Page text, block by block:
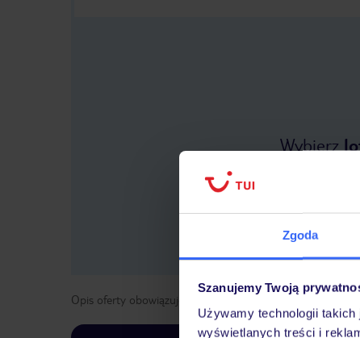
Zgoda
Szanujemy Twoją
Używamy technologii
wyświetlanych treści i
Wybierz
Opis oferty obowiązuje dla wyjazdów w terminie